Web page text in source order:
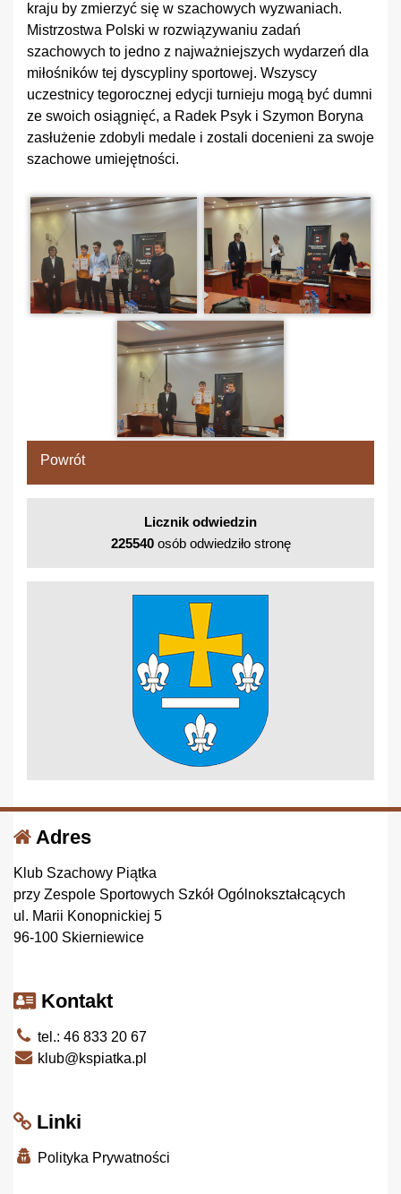
kraju by zmierzyć się w szachowych wyzwaniach.
Mistrzostwa Polski w rozwiązywaniu zadań
szachowych to jedno z najważniejszych wydarzeń dla
miłośników tej dyscypliny sportowej. Wszyscy
uczestnicy tegorocznej edycji turnieju mogą być dumni
ze swoich osiągnięć, a Radek Psyk i Szymon Boryna
zasłużenie zdobyli medale i zostali docenieni za swoje
szachowe umiejętności.
Powrót
Licznik odwiedzin
225540osób odwiedziło stronę
Adres
Klub Szachowy Piątka
przy Zespole Sportowych Szkół Ogólnokształcących
ul. Marii Konopnickiej 5
96-100 Skierniewice
Kontakt
tel.: 46 833 20 67
klub@kspiatka.pl
Linki
Polityka Prywatności